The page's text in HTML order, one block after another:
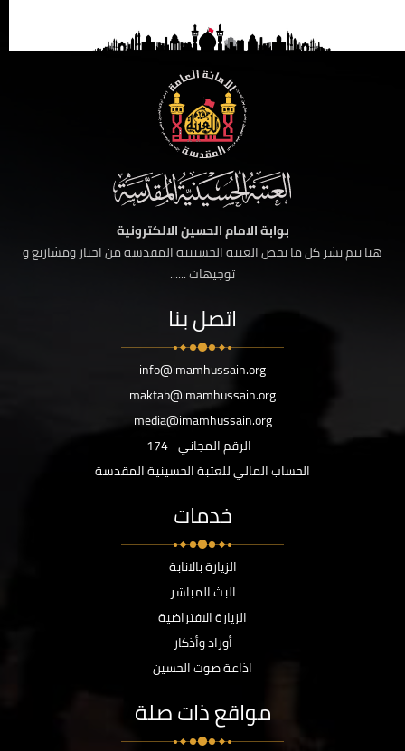
بوابة الامام الحسين الالكترونية
هنا يتم نشر كل ما يخص العتبة الحسينية المقدسة من اخبار ومشاريع و
توجيهات ......
اتصل بنا
info@imamhussain.org
maktab@imamhussain.org
media@imamhussain.org
الرقم المجاني 174
الحساب المالي للعتبة الحسينية المقدسة
خدمات
الزيارة بالانابة
البث المباشر
الزيارة الافتراضية
أوراد وأذكار
اذاعة صوت الحسين
مواقع ذات صلة